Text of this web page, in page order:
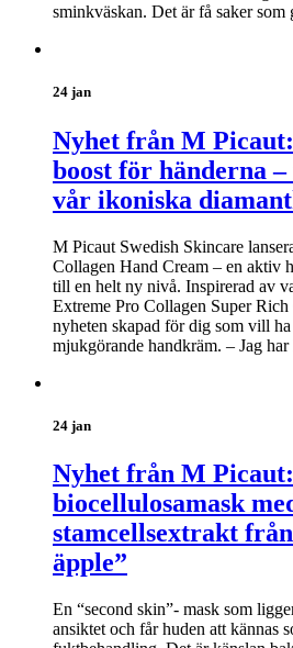
sminkväskan. Det är få saker
24 jan
Nyhet från M
boost för händerna
vår ikoniska
M Picaut Swedish Skincare
Collagen Hand Cream – en aktiv
till en helt ny nivå. Inspirerad av
Extreme Pro Collagen Super
nyheten skapad för dig som vill ha
mjukgörande handkräm. – Jag
24 jan
Nyhet från M
biocellulosamask
stamcellsextrakt
äpple”
En “second skin”- mask som
ansiktet och får huden att kännas